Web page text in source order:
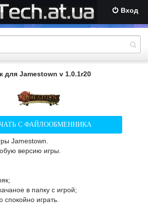
Вход
для Jamestown v 1.0.1r20
С ФАЙЛООБМЕННИКА
Jamestown.
версию игры.
в папку с игрой;
играть.